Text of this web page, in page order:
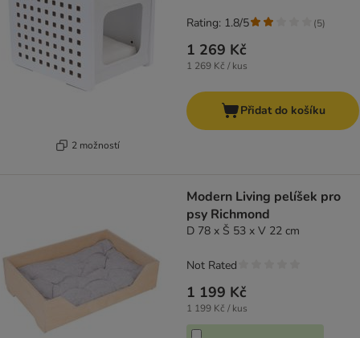
2 možností
1 269 Kč
1 269 Kč / kus
Rating: 1.8/5 (5)
Přidat do košíku
Modern Living pelíšek pro
psy Richmond
D 78 x Š 53 x V 22 cm
1 199 Kč
1 199 Kč / kus
Not Rated